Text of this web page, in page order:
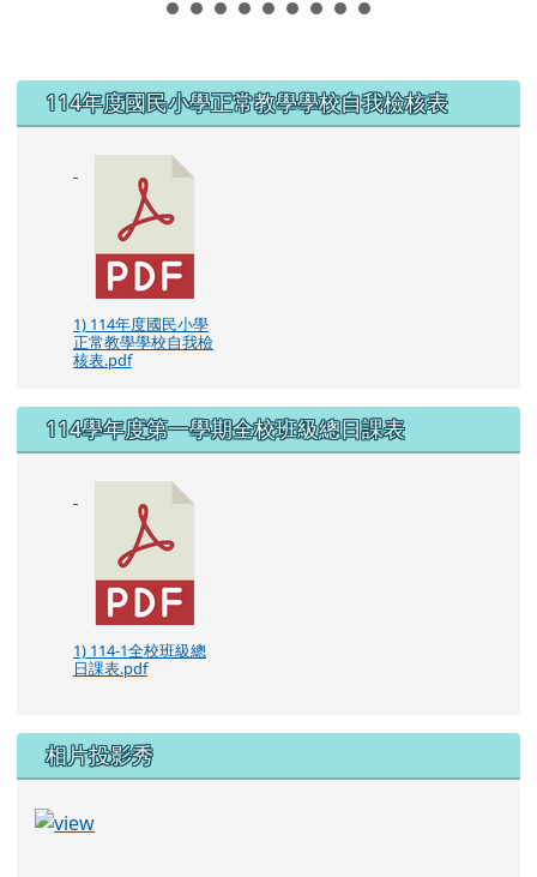
左邊區域內容
114年度國民小學正常教學學校自我檢核表
1) 114年度國民小學
正常教學學校自我檢
核表.pdf
114學年度第一學期全校班級總日課表
1) 114-1全校班級總
日課表.pdf
相片投影秀